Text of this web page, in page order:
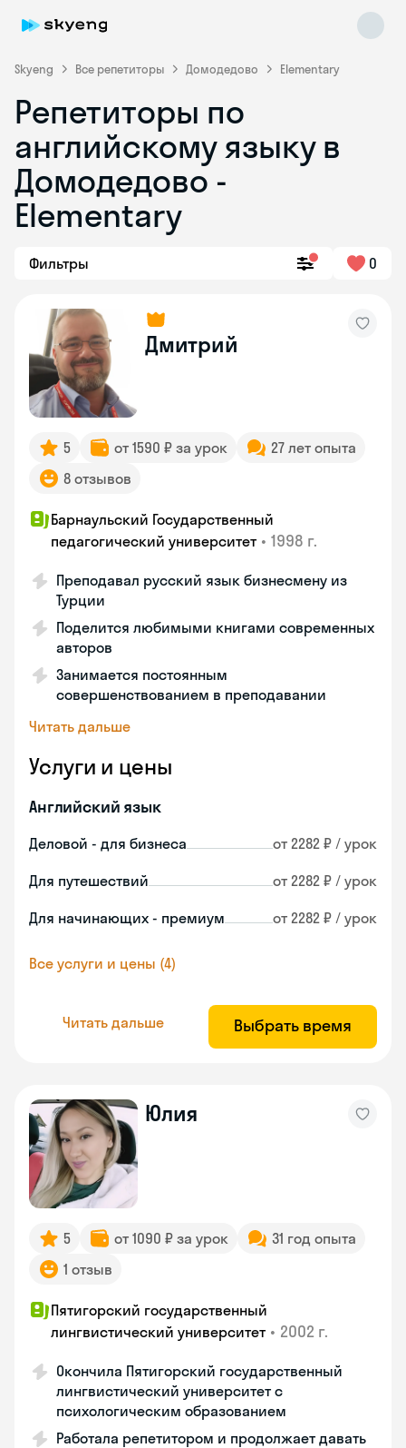
Skyeng Все репетиторы Домодедово Elementary
Репетиторы по
английскому языку в
Домодедово -
Elementary
Фильтры 0
Дмитрий
5 от 1590 ₽ за урок
27 лет опыта
8 отзывов
Барнаульский Государственный
педагогический университет • 1998 г.
Преподавал русский язык бизнесмену из
Турции
Поделится любимыми книгами современных
авторов
Занимается постоянным
совершенствованием в преподавании
Читать дальше
Услуги и цены
Английский язык
Деловой - для бизнеса от 2282 ₽ / урок
Для путешествий от 2282 ₽ / урок
Для начинающих - премиум от 2282 ₽ / урок
Все услуги и цены (4)
Читать дальше Выбрать время
Юлия
5 от 1090 ₽ за урок
31 год опыта
1 отзыв
Пятигорский государственный
лингвистический университет • 2002 г.
Окончила Пятигорский государственный
лингвистический университет с
психологическим образованием
Работала репетитором и продолжает давать